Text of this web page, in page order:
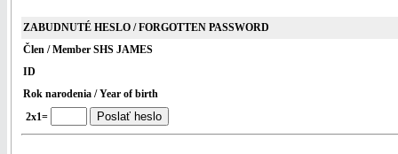
ZABUDNUTÉ HESLO / FORGOTTEN PASSWORD
Člen / Member SHS JAMES
ID
Rok narodenia / Year of birth
2x1=